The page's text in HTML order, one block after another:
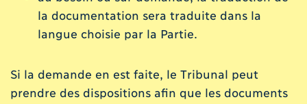
la documentation sera traduite dans la
langue choisie par la Partie.
Si la demande en est faite, le Tribunal peut
prendre des dispositions afin que les documents